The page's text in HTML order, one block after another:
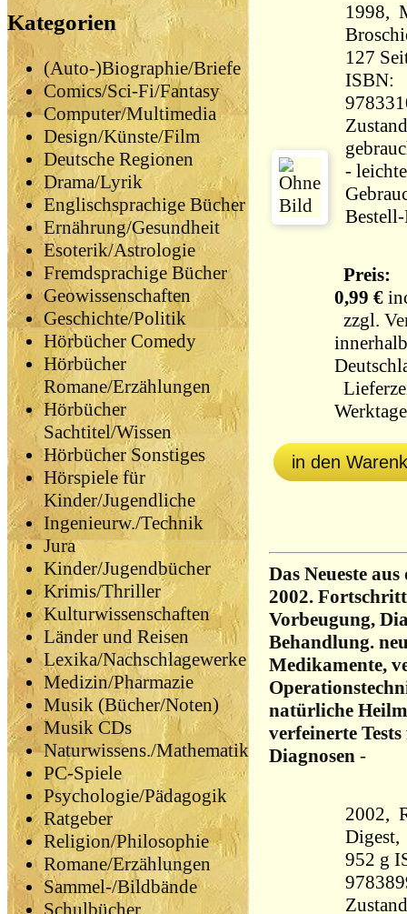
Kategorien
(Auto-)Biographie/Briefe
Comics/Sci-Fi/Fantasy
Computer/Multimedia
Design/Künste/Film
Deutsche Regionen
Drama/Lyrik
Englischsprachige Bücher
Ernährung/Gesundheit
Esoterik/Astrologie
Fremdsprachige Bücher
Geowissenschaften
Geschichte/Politik
Hörbücher Comedy
Hörbücher
Romane/Erzählungen
Hörbücher
Sachtitel/Wissen
Hörbücher Sonstiges
Hörspiele für
Kinder/Jugendliche
Ingenieurw./Technik
Jura
Kinder/Jugendbücher
Krimis/Thriller
Kulturwissenschaften
Länder und Reisen
Lexika/Nachschlagewerke
Medizin/Pharmazie
Musik (Bücher/Noten)
Musik CDs
Naturwissens./Mathematik
PC-Spiele
Psychologie/Pädagogik
Ratgeber
Religion/Philosophie
Romane/Erzählungen
Sammel-/Bildbände
1998,
127 Seiten
ISBN:
- leichte
Preis:
0,99 €
zzgl.
innerhalb
in den
Das Neueste
2002.
Vorbeugung,
Behandlung.
Medikamente,
natürliche
verfeinerte
Diagnosen -
2002,
Digest,
952 g